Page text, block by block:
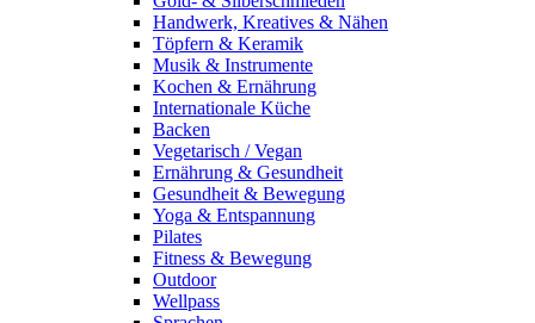
Handwerk, Kreatives & Nähen
Töpfern & Keramik
Musik & Instrumente
Kochen & Ernährung
Internationale Küche
Backen
Vegetarisch / Vegan
Ernährung & Gesundheit
Gesundheit & Bewegung
Yoga & Entspannung
Pilates
Fitness & Bewegung
Outdoor
Wellpass